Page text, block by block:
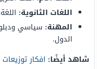
اللغات الثانوية:
المهنة: سياسي
الدول.
شاهد أيضًا: افكار توزيعات